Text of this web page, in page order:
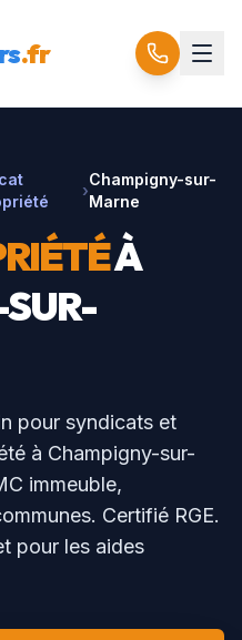
.fr
›
Champigny-sur-
Marne
À
pour syndicats et
à Champigny-sur-
immeuble,
Certifié RGE.
pour les aides